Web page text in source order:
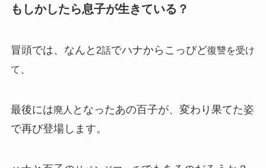
もしかしたら息子が生きている？
冒頭では、なんと 2話でハナからこっぴど復讐を受け
て 、
最後には廃人 となったあの百子が、変わり果てた姿
で再び登場します。